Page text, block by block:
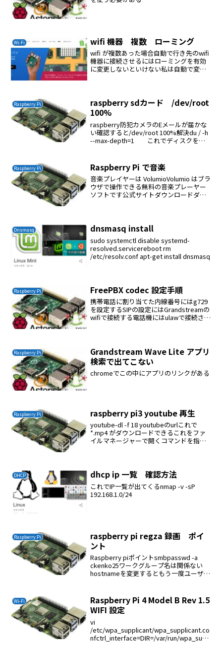
Wi-Fi wifi 機器 複数 ローミング
wifi が複数あった場合自動で行き先のwifi
機器に接続させるにはローミングを有効
に変更しないといけない私は自動で変更
Raspberry Pi
raspberry sdカード /dev/root
100%
raspberry防犯カメラのEメールが届かな
い確認すると/dev/root 100%解決du / -h
--max-depth=1 これでディスクを消
Raspberry Pi Raspberry Pi で音楽
音楽プレイヤーは VolumioVolumio はブラ
ウザで操作できる無料の音楽プレーヤー
ソフトです公式サイトダウンロードダウ
Dnsmasq dnsmasq install
sudo systemctl disable systemd-
resolved.servicereboot rm
/etc/resolv.conf apt-get install dnsmasq
Raspberry Pi FreePBX codec 設定手順
携帯電話に割り当てた内線番号にはg729
を設定するSIPの設定にはGrandstreamの
wifiで接続する電話機にはulawで接続させ
Raspberry Pi
Grandstream Wave Lite アプリ
検索で出てこない
chromeでこの中にアプリのリンクがある
Raspberry Pi raspberry pi3 youtube 再生
youtube-dl -f 18 youtubeのurlこれで
*.mp4 がダウンロードできるこれをファ
イルマネージャーで開くコマンドを指定
DHCP dhcp ip 一覧 確認方法
これでIP一覧が出てくるnmap -v -sP
192.168.1.0/24
Raspberry Pi
raspberry pi regza 録画 ポイ
ント
Raspberry piポイントsmbpasswd -a
ckenko25ワークグループ名は関係ない
hostnameを変更するともう一度ユーザー
Wi-Fi
Raspberry Pi 4 Model B Rev 1.5
WIFI 設定
vi
/etc/wpa_supplicant/wpa_supplicant.co
nfctrl_interface=DIR=/var/run/wpa_supp